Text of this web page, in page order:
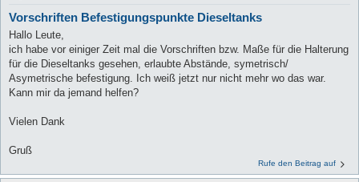
Vorschriften Befestigungspunkte Dieseltanks
Hallo Leute,
ich habe vor einiger Zeit mal die Vorschriften bzw. Maße für die Halterung
für die Dieseltanks gesehen, erlaubte Abstände, symetrisch/
Asymetrische befestigung. Ich weiß jetzt nur nicht mehr wo das war.
Kann mir da jemand helfen?
Vielen Dank
Gruß
Rufe den Beitrag auf